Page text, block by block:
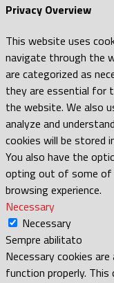
Privacy Overview
This website uses
navigate through the
are categorized as
they are essential for
the website. We also
analyze and
cookies will be stored
You also have the
opting out of some
browsing experience.
Necessary
Necessary
Sempre abilitato
Necessary cookies
function properly.